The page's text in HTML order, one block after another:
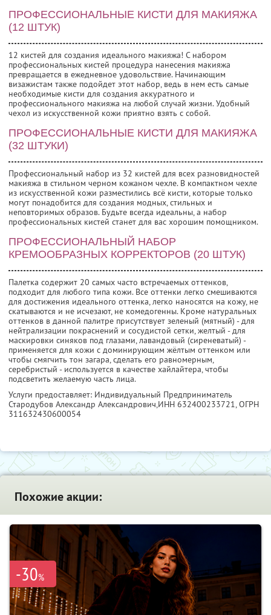
ПРОФЕССИОНАЛЬНЫЕ КИСТИ ДЛЯ МАКИЯЖА
(12 ШТУК)
12 кистей для создания идеального макияжа! С набором
профессиональных кистей процедура нанесения макияжа
превращается в ежедневное удовольствие. Начинающим
визажистам также подойдет этот набор, ведь в нем есть самые
необходимые кисти для создания аккуратного и
профессионального макияжа на любой случай жизни. Удобный
чехол из искусственной кожи приятно взять с собой.
ПРОФЕССИОНАЛЬНЫЕ КИСТИ ДЛЯ МАКИЯЖА
(32 ШТУКИ)
Профессиональный набор из 32 кистей для всех разновидностей
макияжа в стильном черном кожаном чехле. В компактном чехле
из искусственной кожи разместились всё кисти, которые только
могут понадобится для создания модных, стильных и
неповторимых образов. Будьте всегда идеальны, а набор
профессиональных кистей станет для вас хорошим помощником.
ПРОФЕССИОНАЛЬНЫЙ НАБОР
КРЕМООБРАЗНЫХ КОРРЕКТОРОВ (20 ШТУК)
Палетка содержит 20 самых часто встречаемых оттенков,
подходит для любого типа кожи. Все оттенки легко смешиваются
для достижения идеального оттенка, легко наносятся на кожу, не
скатываются и не исчезают, не комедогенны. Кроме натуральных
оттенков в данной палитре присутствует зеленый (мятный) - для
нейтрализации покраснений и сосудистой сетки, желтый - для
маскировки синяков под глазами, лавандовый (сиреневатый) -
применяется для кожи с доминирующим жёлтым оттенком или
чтобы смягчить тон загара, сделать его равномерным,
серебристый - используется в качестве хайлайтера, чтобы
подсветить желаемую часть лица.
Услуги предоставляет: Индивидуальный Предприниматель
Стародубов Александр Александрович,ИНН 632400233721, ОГРН
311632430600054
Похожие акции:
-30%